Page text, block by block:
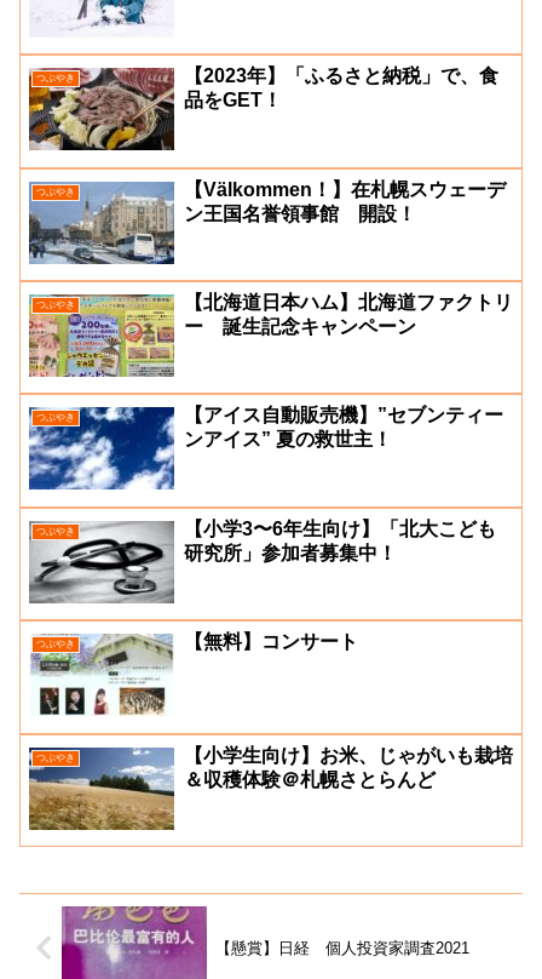
つぶやき
【2023年】「ふるさと納税」で、食
品をGET！
つぶやき
【Välkommen！】在札幌スウェーデ
ン王国名誉領事館 開設！
つぶやき
【北海道日本ハム】北海道ファクトリ
ー 誕生記念キャンペーン
つぶやき
【アイス自動販売機】”セブンティー
ンアイス” 夏の救世主！
つぶやき
【小学3〜6年生向け】「北大こども
研究所」参加者募集中！
つぶやき 【無料】コンサート
つぶやき
【小学生向け】お米、じゃがいも栽培
＆収穫体験＠札幌さとらんど
【懸賞】日経 個人投資家調査2021